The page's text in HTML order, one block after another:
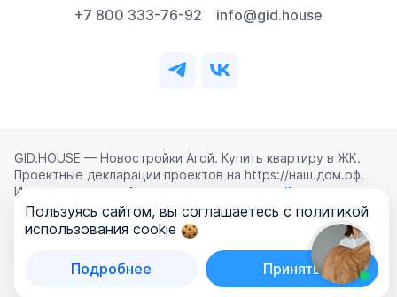
+7 800 333-76-92 info@gid.house
GID.HOUSE — Новостройки Агой. Купить квартиру в ЖК.
Проектные декларации проектов на https://наш.дом.рф.
Использование сайта означает согласие с
Лицензионным
соглашением ,Политикой конфиденциальностии
Политикой обработки персональных данных
ООО «ГИД.ХАУЗ»
Пользуясь сайтом, вы соглашаетесь с политикой
использования cookie
Подробнее Принять